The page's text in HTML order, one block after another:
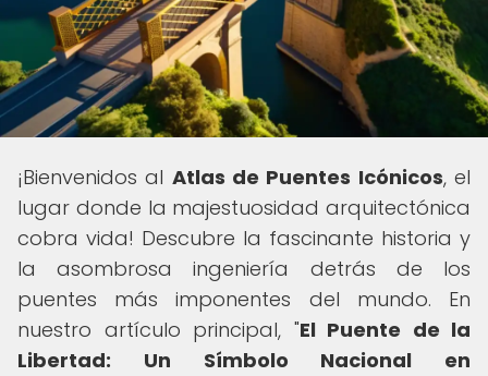
¡Bienvenidos al Atlas de Puentes Icónicos, el
lugar donde la majestuosidad arquitectónica
cobra vida! Descubre la fascinante historia y
la asombrosa ingeniería detrás de los
puentes más imponentes del mundo. En
nuestro artículo principal, "El Puente de la
Libertad: Un Símbolo Nacional en